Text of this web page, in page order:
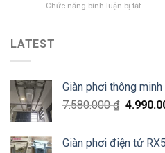
số
minh
Đống
Đa
Chức năng bình luận bị tắtở
Đông
–
Siêu
chỉ
LATEST
Giàn phơi thông
7.580.000₫
Giàn phơi điện tử